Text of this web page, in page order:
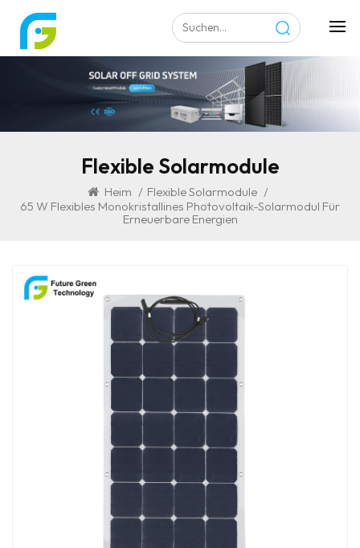
Flexible Solarmodule
Heim / Flexible Solarmodule /
65 W Flexibles Monokristallines Photovoltaik-Solarmodul Für
Erneuerbare Energien